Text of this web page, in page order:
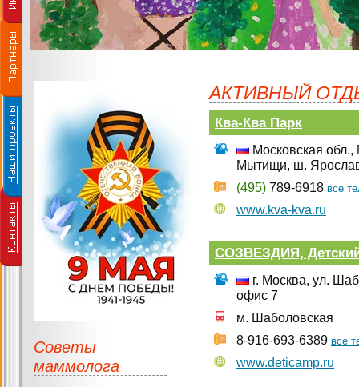
АКТИВНЫЙ
Ква-Ква Парк
Московская
Мытищи, ш.
(495) 789-6918 все
www.kva-kva.ru
СОЗВЕЗДИЯ, Детский
г. Москва, ул.
офис 7
м. Шаболовская
8-916-693-6389 все
www.deticamp.ru
Советы
маммолога